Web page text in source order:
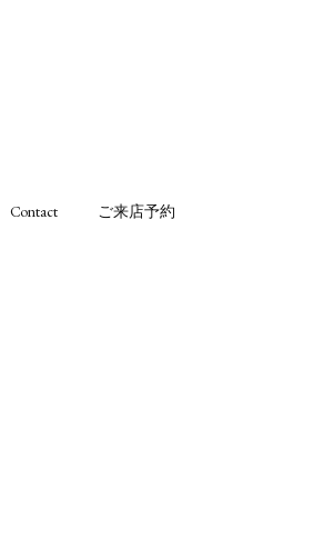
Contact ご来店予約